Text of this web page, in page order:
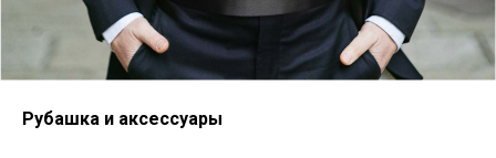
Рубашка и аксессуары